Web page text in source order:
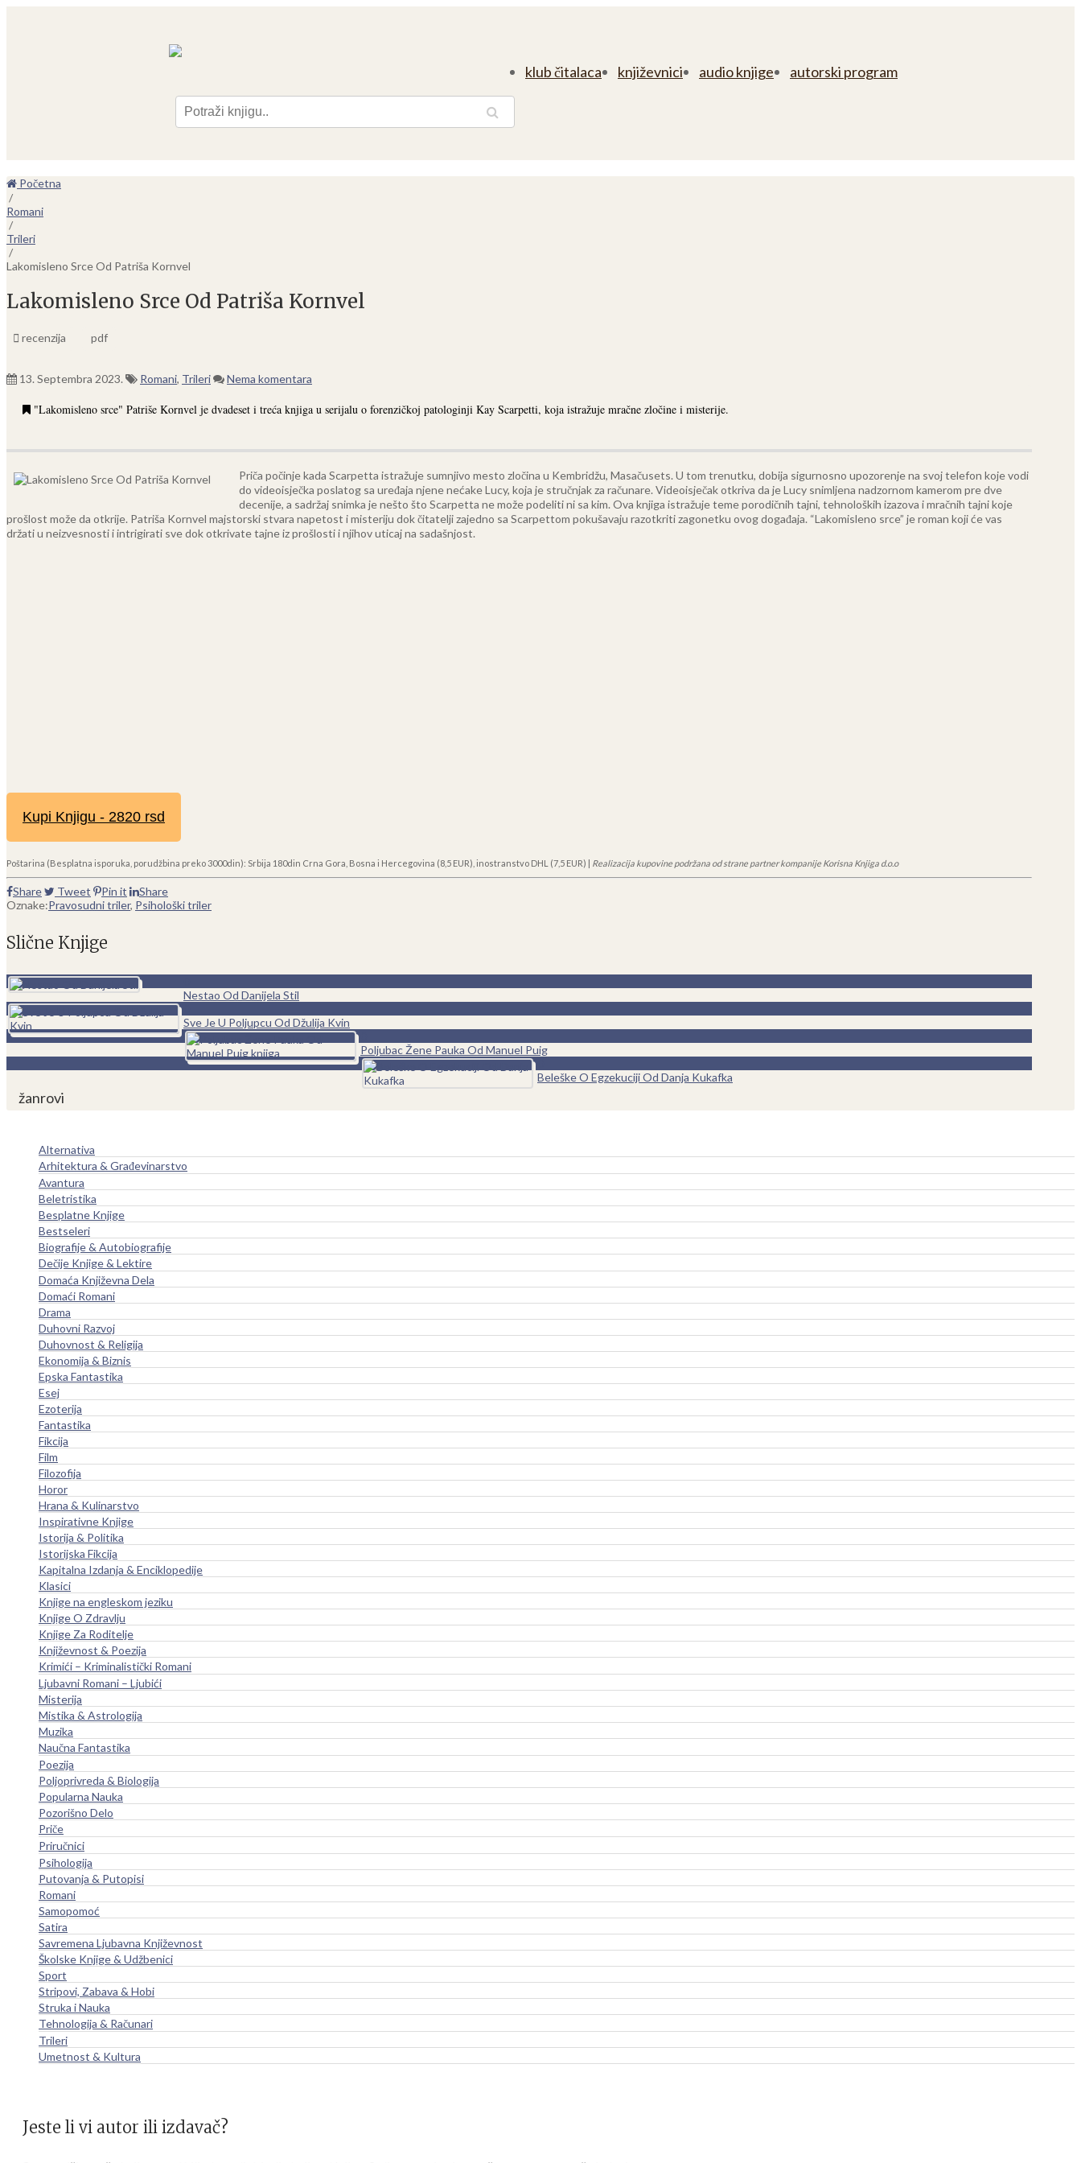
klub čitalaca književnici audio knjige autorski program
Početna
/
Romani
/
Trileri
/
Lakomisleno Srce Od Patriša Kornvel
Lakomisleno Srce Od Patriša Kornvel
recenzija pdf
13. Septembra 2023. Romani, Trileri Nema komentara
"Lakomisleno srce" Patriše Kornvel je dvadeset i treća knjiga u serijalu o forenzičkoj patologinji Kay Scarpetti, koja istražuje mračne zločine i misterije.
Priča počinje kada Scarpetta istražuje sumnjivo mesto zločina u Kembridžu, Masačusets. U tom trenutku, dobija sigurnosno upozorenje na svoj telefon koje vodi
do videoisječka poslatog sa uređaja njene nećake Lucy, koja je stručnjak za računare. Videoisječak otkriva da je Lucy snimljena nadzornom kamerom pre dve
decenije, a sadržaj snimka je nešto što Scarpetta ne može podeliti ni sa kim. Ova knjiga istražuje teme porodičnih tajni, tehnoloških izazova i mračnih tajni koje
prošlost može da otkrije. Patriša Kornvel majstorski stvara napetost i misteriju dok čitatelji zajedno sa Scarpettom pokušavaju razotkriti zagonetku ovog događaja. “Lakomisleno srce” je roman koji će vas
držati u neizvesnosti i intrigirati sve dok otkrivate tajne iz prošlosti i njihov uticaj na sadašnjost.
Kupi Knjigu - 2820 rsd
Poštarina (Besplatna isporuka, porudžbina preko 3000din): Srbija 180din Crna Gora, Bosna i Hercegovina (8,5 EUR), inostranstvo DHL (7,5 EUR) | Realizacija kupovine podržana od strane partner kompanije Korisna Knjiga d.o.o
Share Tweet Pin it
Share
Oznake:Pravosudni triler, Psihološki triler
Slične Knjige
Nestao Od Danijela Stil
Sve Je U Poljupcu Od Džulija Kvin
Poljubac Žene Pauka Od Manuel Puig
Beleške O Egzekuciji Od Danja Kukafka
žanrovi
Alternativa
Arhitektura & Građevinarstvo
Avantura
Beletristika
Besplatne Knjige
Bestseleri
Biografije & Autobiografije
Dečije Knjige & Lektire
Domaća Književna Dela
Domaći Romani
Drama
Duhovni Razvoj
Duhovnost & Religija
Ekonomija & Biznis
Epska Fantastika
Esej
Ezoterija
Fantastika
Fikcija
Film
Filozofija
Horor
Hrana & Kulinarstvo
Inspirativne Knjige
Istorija & Politika
Istorijska Fikcija
Kapitalna Izdanja & Enciklopedije
Klasici
Knjige na engleskom jeziku
Knjige O Zdravlju
Knjige Za Roditelje
Književnost & Poezija
Krimići – Kriminalistički Romani
Ljubavni Romani – Ljubići
Misterija
Mistika & Astrologija
Muzika
Naučna Fantastika
Poezija
Poljoprivreda & Biologija
Popularna Nauka
Pozorišno Delo
Priče
Priručnici
Psihologija
Putovanja & Putopisi
Romani
Samopomoć
Satira
Savremena Ljubavna Književnost
Školske Knjige & Udžbenici
Sport
Stripovi, Zabava & Hobi
Struka i Nauka
Tehnologija & Računari
Trileri
Umetnost & Kultura
Jeste li vi autor ili izdavač?